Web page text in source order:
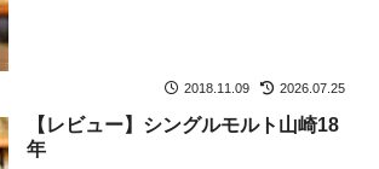
2018.11.09 2026.07.25
【レビュー】シングルモルト山崎18
年